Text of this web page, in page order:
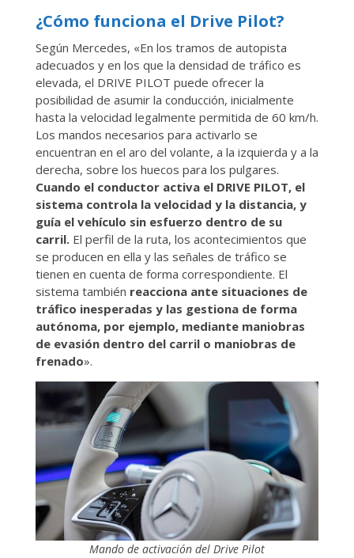
¿Cómo funciona el Drive Pilot?
Según Mercedes, «En los tramos de autopista
adecuados y en los que la densidad de tráfico es
elevada, el DRIVE PILOT puede ofrecer la
posibilidad de asumir la conducción, inicialmente
hasta la velocidad legalmente permitida de 60 km/h.
Los mandos necesarios para activarlo se
encuentran en el aro del volante, a la izquierda y a la
derecha, sobre los huecos para los pulgares.
Cuando el conductor activa el DRIVE PILOT, el
sistema controla la velocidad y la distancia, y
guía el vehículo sin esfuerzo dentro de su
carril.El perfil de la ruta, los acontecimientos que
se producen en ella y las señales de tráfico se
tienen en cuenta de forma correspondiente. El
sistema también reacciona ante situaciones de
tráfico inesperadas y las gestiona de forma
autónoma, por ejemplo, mediante maniobras
de evasión dentro del carril o maniobras de
frenado».
Mando de activación del Drive Pilot